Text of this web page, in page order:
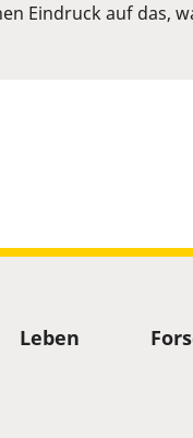
Eindruck auf das,
Leben